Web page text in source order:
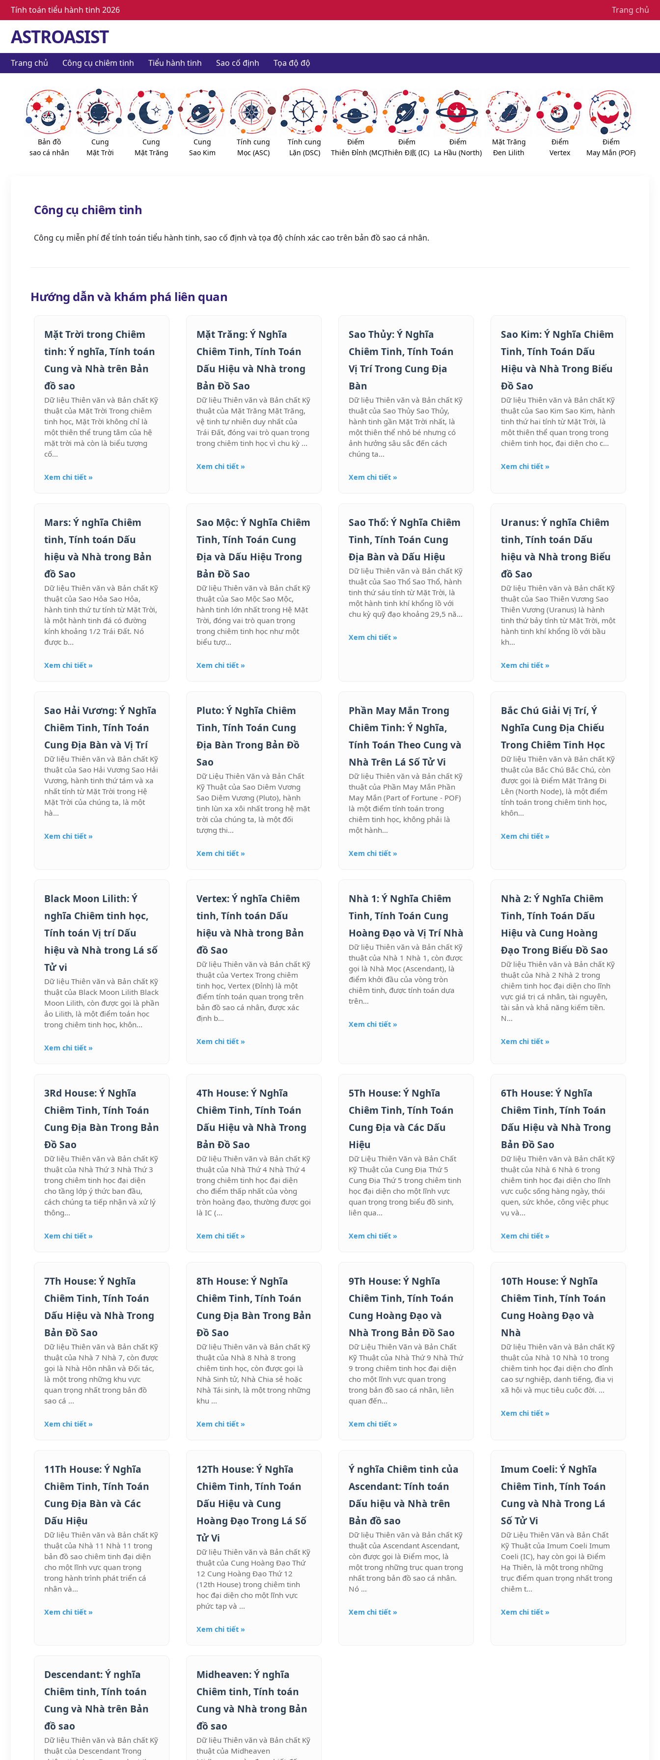
Tính toán tiểu hành tinh 2026 Trang chủ
ASTROASIST
Trang chủ Công cụ chiêm tinh Tiểu hành tinh Sao cố định Tọa độ độ
Bản đồ
sao cá nhân
Cung
Mặt Trời
Cung
Mặt Trăng
Cung
Sao Kim
Tính cung
Mọc (ASC)
Tính cung
Lặn (DSC)
Điểm
Thiên Đỉnh (MC)
Điểm
Thiên Đ底 (IC)
Điểm
La Hầu (North)
Mặt Trăng
Đen Lilith
Điểm
Vertex
Điểm
May Mắn (POF)
Công cụ chiêm tinh
Công cụ miễn phí để tính toán tiểu hành tinh, sao cố định và tọa độ chính xác cao trên bản đồ sao cá nhân.
Hướng dẫn và khám phá liên quan
Mặt Trời trong Chiêm
tinh: Ý nghĩa, Tính toán
Cung và Nhà trên Bản
đồ sao
Dữ liệu Thiên văn và Bản chất Kỹ
thuật của Mặt Trời Trong chiêm
tinh học, Mặt Trời không chỉ là
một thiên thể trung tâm của hệ
mặt trời mà còn là biểu tượng
cố...
Xem chi tiết »
Mặt Trăng: Ý Nghĩa
Chiêm Tinh, Tính Toán
Dấu Hiệu và Nhà trong
Bản Đồ Sao
Dữ liệu Thiên văn và Bản chất Kỹ
thuật của Mặt Trăng Mặt Trăng,
vệ tinh tự nhiên duy nhất của
Trái Đất, đóng vai trò quan trọng
trong chiêm tinh học vì chu kỳ ...
Xem chi tiết »
Sao Thủy: Ý Nghĩa
Chiêm Tinh, Tính Toán
Vị Trí Trong Cung Địa
Bàn
Dữ liệu Thiên văn và Bản chất Kỹ
thuật của Sao Thủy Sao Thủy,
hành tinh gần Mặt Trời nhất, là
một thiên thể nhỏ bé nhưng có
ảnh hưởng sâu sắc đến cách
chúng ta...
Xem chi tiết »
Sao Kim: Ý Nghĩa Chiêm
Tinh, Tính Toán Dấu
Hiệu và Nhà Trong Biểu
Đồ Sao
Dữ liệu Thiên văn và Bản chất Kỹ
thuật của Sao Kim Sao Kim, hành
tinh thứ hai tính từ Mặt Trời, là
một thiên thể quan trọng trong
chiêm tinh học, đại diện cho c...
Xem chi tiết »
Mars: Ý nghĩa Chiêm
tinh, Tính toán Dấu
hiệu và Nhà trong Bản
đồ Sao
Dữ liệu Thiên văn và Bản chất Kỹ
thuật của Sao Hỏa Sao Hỏa,
hành tinh thứ tư tính từ Mặt Trời,
là một hành tinh đá có đường
kính khoảng 1/2 Trái Đất. Nó
được b...
Xem chi tiết »
Sao Mộc: Ý Nghĩa Chiêm
Tinh, Tính Toán Cung
Địa và Dấu Hiệu Trong
Bản Đồ Sao
Dữ liệu Thiên văn và Bản chất Kỹ
thuật của Sao Mộc Sao Mộc,
hành tinh lớn nhất trong Hệ Mặt
Trời, đóng vai trò quan trọng
trong chiêm tinh học như một
biểu tượ...
Xem chi tiết »
Sao Thổ: Ý Nghĩa Chiêm
Tinh, Tính Toán Cung
Địa Bàn và Dấu Hiệu
Dữ liệu Thiên văn và Bản chất Kỹ
thuật của Sao Thổ Sao Thổ, hành
tinh thứ sáu tính từ Mặt Trời, là
một hành tinh khí khổng lồ với
chu kỳ quỹ đạo khoảng 29,5 nă...
Xem chi tiết »
Uranus: Ý nghĩa Chiêm
tinh, Tính toán Dấu
hiệu và Nhà trong Biểu
đồ Sao
Dữ liệu Thiên văn và Bản chất Kỹ
thuật của Sao Thiên Vương Sao
Thiên Vương (Uranus) là hành
tinh thứ bảy tính từ Mặt Trời, một
hành tinh khí khổng lồ với bầu
kh...
Xem chi tiết »
Sao Hải Vương: Ý Nghĩa
Chiêm Tinh, Tính Toán
Cung Địa Bàn và Vị Trí
Dữ liệu Thiên văn và Bản chất Kỹ
thuật của Sao Hải Vương Sao Hải
Vương, hành tinh thứ tám và xa
nhất tính từ Mặt Trời trong Hệ
Mặt Trời của chúng ta, là một
hà...
Xem chi tiết »
Pluto: Ý Nghĩa Chiêm
Tinh, Tính Toán Cung
Địa Bàn Trong Bản Đồ
Sao
Dữ Liệu Thiên Văn và Bản Chất
Kỹ Thuật của Sao Diêm Vương
Sao Diêm Vương (Pluto), hành
tinh lùn xa xôi nhất trong hệ mặt
trời của chúng ta, là một đối
tượng thi...
Xem chi tiết »
Phần May Mắn Trong
Chiêm Tinh: Ý Nghĩa,
Tính Toán Theo Cung và
Nhà Trên Lá Số Tử Vi
Dữ liệu Thiên văn và Bản chất Kỹ
thuật của Phần May Mắn Phần
May Mắn (Part of Fortune - POF)
là một điểm tính toán trong
chiêm tinh học, không phải là
một hành...
Xem chi tiết »
Bắc Chú Giải Vị Trí, Ý
Nghĩa Cung Địa Chiếu
Trong Chiêm Tinh Học
Dữ liệu Thiên văn và Bản chất Kỹ
thuật của Bắc Chú Bắc Chú, còn
được gọi là Điểm Mặt Trăng Đi
Lên (North Node), là một điểm
tính toán trong chiêm tinh học,
khôn...
Xem chi tiết »
Black Moon Lilith: Ý
nghĩa Chiêm tinh học,
Tính toán Vị trí Dấu
hiệu và Nhà trong Lá số
Tử vi
Dữ liệu Thiên văn và Bản chất Kỹ
thuật của Black Moon Lilith Black
Moon Lilith, còn được gọi là phần
ảo Lilith, là một điểm toán học
trong chiêm tinh học, khôn...
Xem chi tiết »
Vertex: Ý nghĩa Chiêm
tinh, Tính toán Dấu
hiệu và Nhà trong Bản
đồ Sao
Dữ liệu Thiên văn và Bản chất Kỹ
thuật của Vertex Trong chiêm
tinh học, Vertex (Đỉnh) là một
điểm tính toán quan trọng trên
bản đồ sao cá nhân, được xác
định b...
Xem chi tiết »
Nhà 1: Ý Nghĩa Chiêm
Tinh, Tính Toán Cung
Hoàng Đạo và Vị Trí Nhà
Dữ liệu Thiên văn và Bản chất Kỹ
thuật của Nhà 1 Nhà 1, còn được
gọi là Nhà Mọc (Ascendant), là
điểm khởi đầu của vòng tròn
chiêm tinh, được tính toán dựa
trên...
Xem chi tiết »
Nhà 2: Ý Nghĩa Chiêm
Tinh, Tính Toán Dấu
Hiệu và Cung Hoàng
Đạo Trong Biểu Đồ Sao
Dữ liệu Thiên văn và Bản chất Kỹ
thuật của Nhà 2 Nhà 2 trong
chiêm tinh học đại diện cho lĩnh
vực giá trị cá nhân, tài nguyên,
tài sản và khả năng kiếm tiền.
N...
Xem chi tiết »
3Rd House: Ý Nghĩa
Chiêm Tinh, Tính Toán
Cung Địa Bàn Trong Bản
Đồ Sao
Dữ liệu Thiên văn và Bản chất Kỹ
thuật của Nhà Thứ 3 Nhà Thứ 3
trong chiêm tinh học đại diện
cho tầng lớp ý thức ban đầu,
cách chúng ta tiếp nhận và xử lý
thông...
Xem chi tiết »
4Th House: Ý Nghĩa
Chiêm Tinh, Tính Toán
Dấu Hiệu và Nhà Trong
Bản Đồ Sao
Dữ liệu Thiên văn và Bản chất Kỹ
thuật của Nhà Thứ 4 Nhà Thứ 4
trong chiêm tinh học đại diện
cho điểm thấp nhất của vòng
tròn hoàng đạo, thường được gọi
là IC (...
Xem chi tiết »
5Th House: Ý Nghĩa
Chiêm Tinh, Tính Toán
Cung Địa và Các Dấu
Hiệu
Dữ Liệu Thiên Văn và Bản Chất
Kỹ Thuật của Cung Địa Thứ 5
Cung Địa Thứ 5 trong chiêm tinh
học đại diện cho một lĩnh vực
quan trọng trong biểu đồ sinh,
liên qua...
Xem chi tiết »
6Th House: Ý Nghĩa
Chiêm Tinh, Tính Toán
Dấu Hiệu và Nhà Trong
Bản Đồ Sao
Dữ liệu Thiên văn và Bản chất Kỹ
thuật của Nhà 6 Nhà 6 trong
chiêm tinh học đại diện cho lĩnh
vực cuộc sống hàng ngày, thói
quen, sức khỏe, công việc phục
vụ và...
Xem chi tiết »
7Th House: Ý Nghĩa
Chiêm Tinh, Tính Toán
Dấu Hiệu và Nhà Trong
Bản Đồ Sao
Dữ liệu Thiên văn và Bản chất Kỹ
thuật của Nhà 7 Nhà 7, còn được
gọi là Nhà Hôn nhân và Đối tác,
là một trong những khu vực
quan trọng nhất trong bản đồ
sao cá ...
Xem chi tiết »
8Th House: Ý Nghĩa
Chiêm Tinh, Tính Toán
Cung Địa Bàn Trong Bản
Đồ Sao
Dữ liệu Thiên văn và Bản chất Kỹ
thuật của Nhà 8 Nhà 8 trong
chiêm tinh học, còn được gọi là
Nhà Sinh tử, Nhà Chia sẻ hoặc
Nhà Tái sinh, là một trong những
khu ...
Xem chi tiết »
9Th House: Ý Nghĩa
Chiêm Tinh, Tính Toán
Cung Hoàng Đạo và
Nhà Trong Bản Đồ Sao
Dữ Liệu Thiên Văn và Bản Chất
Kỹ Thuật của Nhà Thứ 9 Nhà Thứ
9 trong chiêm tinh học đại diện
cho một lĩnh vực quan trọng
trong bản đồ sao cá nhân, liên
quan đến...
Xem chi tiết »
10Th House: Ý Nghĩa
Chiêm Tinh, Tính Toán
Cung Hoàng Đạo và
Nhà
Dữ liệu Thiên văn và Bản chất Kỹ
thuật của Nhà 10 Nhà 10 trong
chiêm tinh học đại diện cho đỉnh
cao sự nghiệp, danh tiếng, địa vị
xã hội và mục tiêu cuộc đời. ...
Xem chi tiết »
11Th House: Ý Nghĩa
Chiêm Tinh, Tính Toán
Cung Địa Bàn và Các
Dấu Hiệu
Dữ liệu Thiên văn và Bản chất Kỹ
thuật của Nhà 11 Nhà 11 trong
bản đồ sao chiêm tinh đại diện
cho một lĩnh vực quan trọng
trong hành trình phát triển cá
nhân và...
Xem chi tiết »
12Th House: Ý Nghĩa
Chiêm Tinh, Tính Toán
Dấu Hiệu và Cung
Hoàng Đạo Trong Lá Số
Tử Vi
Dữ liệu Thiên văn và Bản chất Kỹ
thuật của Cung Hoàng Đạo Thứ
12 Cung Hoàng Đạo Thứ 12
(12th House) trong chiêm tinh
học đại diện cho một lĩnh vực
phức tạp và ...
Xem chi tiết »
Ý nghĩa Chiêm tinh của
Ascendant: Tính toán
Dấu hiệu và Nhà trên
Bản đồ sao
Dữ liệu Thiên văn và Bản chất Kỹ
thuật của Ascendant Ascendant,
còn được gọi là Điểm mọc, là
một trong những trục quan trọng
nhất trong bản đồ sao cá nhân.
Nó ...
Xem chi tiết »
Imum Coeli: Ý Nghĩa
Chiêm Tinh, Tính Toán
Cung và Nhà Trong Lá
Số Tử Vi
Dữ Liệu Thiên Văn và Bản Chất
Kỹ Thuật của Imum Coeli Imum
Coeli (IC), hay còn gọi là Điểm
Hạ Thiên, là một trong những
trục điểm quan trọng nhất trong
chiêm t...
Xem chi tiết »
Descendant: Ý nghĩa
Chiêm tinh, Tính toán
Cung và Nhà trên Bản
đồ sao
Dữ liệu Thiên văn và Bản chất Kỹ
thuật của Descendant Trong
Midheaven: Ý nghĩa
Chiêm tinh, Tính toán
Cung và Nhà trong Bản
đồ sao
Dữ liệu Thiên văn và Bản chất Kỹ
thuật của Midheaven